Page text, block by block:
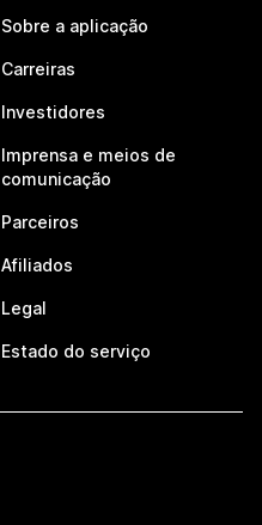
Sobre a aplicação
Carreiras
Investidores
Imprensa e meios de
comunicação
Parceiros
Afiliados
Legal
Estado do serviço